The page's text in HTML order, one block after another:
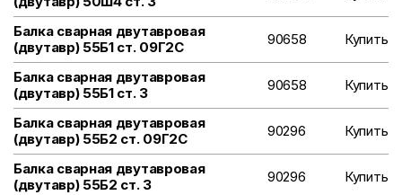
Балка сварная двутавровая
(двутавр) 55Б1 ст. 09Г2С
90658 Купить
Балка сварная двутавровая
(двутавр) 55Б1 ст. 3
90658 Купить
Балка сварная двутавровая
(двутавр) 55Б2 ст. 09Г2С
90296 Купить
Балка сварная двутавровая
(двутавр) 55Б2 ст. 3
90296 Купить